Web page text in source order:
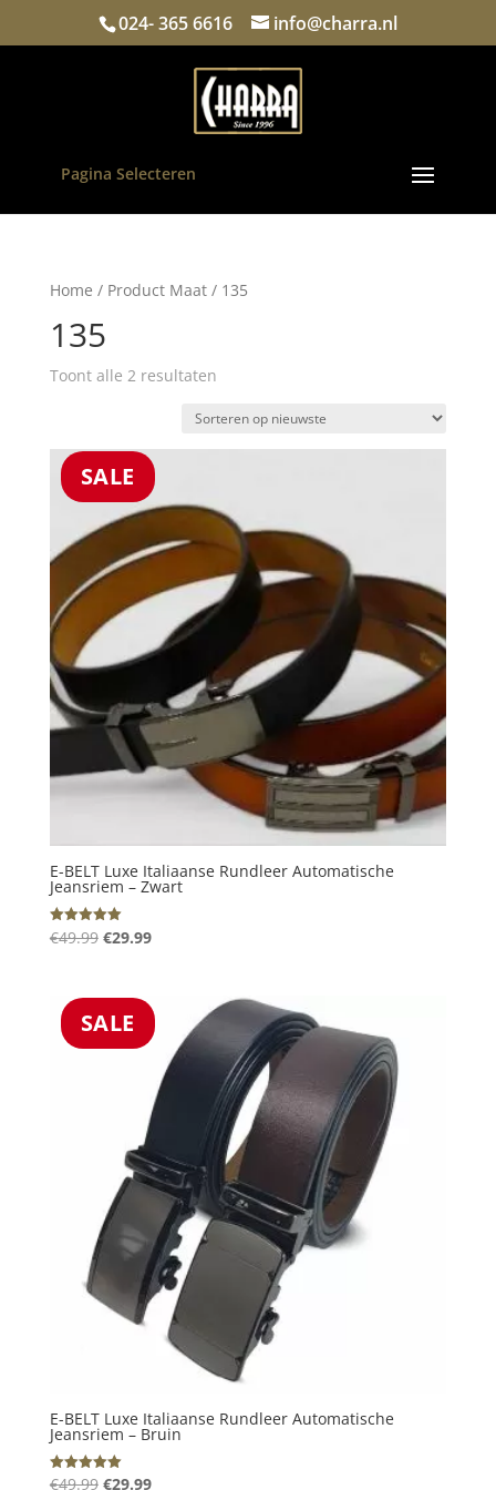
024- 365 6616 info@charra.nl
Pagina Selecteren
Home / Product Maat / 135
135
Toont alle 2 resultatenGesorteerd
nieuwste
SALE
E-BELT Luxe Italiaanse Rundleer Automatische
Jeansriem – Zwart
Gewaardeerd
5.00
€49.99 Oorspronkelijke
€49.99.
€29.99Huidige
€29.99.
SALE
E-BELT Luxe Italiaanse Rundleer Automatische
Jeansriem – Bruin
Gewaardeerd
€49.99 Oorspronkelijke
€29.99Huidige